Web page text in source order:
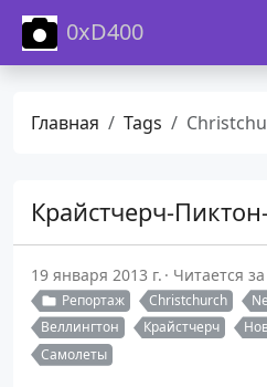
0xD400
Главная Tags
Крайстчерч-
19 января 2013 г. Читается
Репортаж
Christchurch
Веллингтон
Крайстчерч
Самолеты